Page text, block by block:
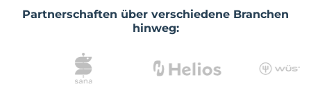
Partnerschaften über verschiedene Branchen
hinweg: